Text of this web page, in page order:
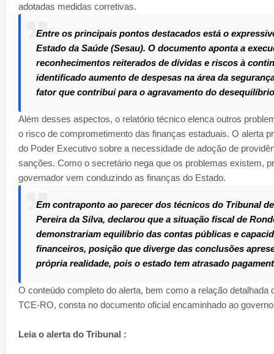
adotadas medidas corretivas.
Entre os principais pontos destacados está o
Estado da Saúde (Sesau). O documento aponta a
reconhecimentos reiterados de dívidas e riscos à
identificado aumento de despesas na área da
fator que contribui para o agravamento do
Além desses aspectos, o relatório técnico elenca outros
o risco de comprometimento das finanças estaduais. O alerta
do Poder Executivo sobre a necessidade de adoção de
sanções. Como o secretário nega que os problemas existem,
governador vem conduzindo as finanças do Estado.
Em contraponto ao parecer dos técnicos do Tribunal
Pereira da Silva, declarou que a situação fiscal de
demonstrariam equilíbrio das contas públicas e
financeiros, posição que diverge das conclusões
própria realidade, pois o estado tem atrasado
O conteúdo completo do alerta, bem como a relação
TCE-RO, consta no documento oficial encaminhado ao
Leia o alerta do Tribunal :